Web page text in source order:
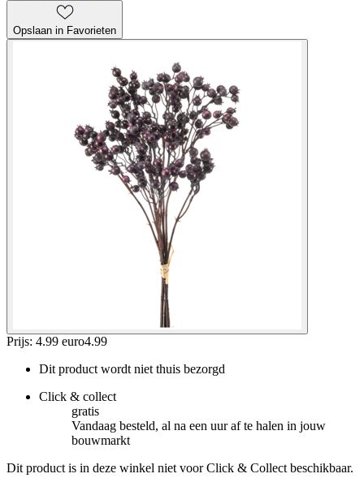
Opslaan in Favorieten
Prijs: 4.99 euro4.99
Dit product wordt niet thuis bezorgd
Click & collect
gratis
Vandaag besteld, al na een uur af te halen in jouw
bouwmarkt
Dit product is in deze winkel niet voor Click & Collect beschikbaar.